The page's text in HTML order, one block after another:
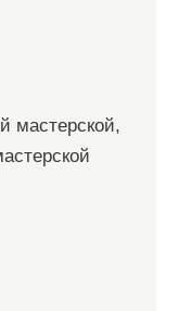
мастерской,